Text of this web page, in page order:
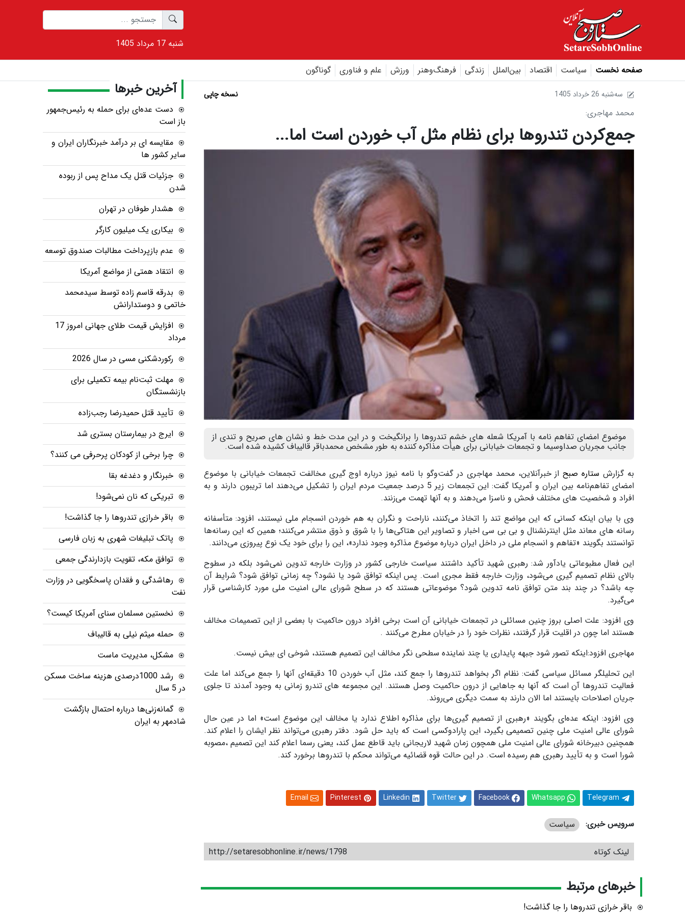
1405 شنبه 17 مرداد
صفحه نخست سیاست اقتصاد بین‌الملل زندگی فرهنگ‌و‌هنر ورزش علم و فناوری گوناگون
1405 سه‌شنبه 26 خرداد نسخه چاپی
محمد مهاجری:
جمع‌کردن تندروها برای نظام مثل آب خوردن است اما...
موضوع امضای تفاهم نامه با آمریکا شعله های خشم تندروها را برانگیخت و در این مدت خط و نشان های صریح و تندی از
جانب مجریان صداوسیما و تجمعات خیابانی برای هیأت مذاکره کننده به طور مشخص محمدباقر قالیباف کشیده شده است.
به گزارش ستاره صبحاز خبرآنلاین، محمد مهاجری در گفت‌وگو با نامه نیوز درباره اوج گیری مخالفت تجمعات خیابانی با موضوع
امضای تفاهم‌نامه بین ایران و آمریکا گفت: این تجمعات زیر 5 درصد جمعیت مردم ایران را تشکیل می‌دهند اما تریبون دارند و به
افراد و شخصیت های مختلف فحش و ناسزا می‌دهند و به آنها تهمت می‌زنند.
وی با بیان اینکه کسانی که این مواضع تند را اتخاذ می‌کنند، ناراحت و نگران به هم خوردن انسجام ملی نیستند، افزود: متأسفانه
رسانه های معاند مثل اینترنشنال و بی بی سی اخبار و تصاویر این هتاکی‌ها را با شوق و ذوق منتشر می‌کنند؛ همین که این رسانه‌ها
توانستند بگویند «تفاهم و انسجام ملی در داخل ایران درباره موضوع مذاکره وجود ندارد»، این را برای خود یک نوع پیروزی می‌دانند.
این فعال مطبوعاتی یادآور شد: رهبری شهید تأکید داشتند سیاست خارجی کشور در وزارت خارجه تدوین نمی‌شود بلکه در سطوح
بالای نظام تصمیم گیری می‌شود، وزارت خارجه فقط مجری است. پس اینکه توافق شود یا نشود؟ چه زمانی توافق شود؟ شرایط آن
چه باشد؟ در چند بند متن توافق نامه تدوین شود؟ موضوعاتی هستند که در سطح شورای عالی امنیت ملی مورد کارشناسی قرار
می‌گیرد.
وی افزود: علت اصلی بروز چنین مسائلی در تجمعات خیابانی آن است برخی افراد درون حاکمیت با بعضی از این تصمیمات مخالف
هستند اما چون در اقلیت قرار گرفتند، نظرات خود را در خیابان مطرح می‌کنند .
مهاجری افزود:اینکه تصور شود جبهه پایداری یا چند نماینده سطحی نگر مخالف این تصمیم هستند، شوخی ای بیش نیست.
این تحلیلگر مسائل سیاسی گفت: نظام اگر بخواهد تندروها را جمع کند، مثل آب خوردن 10 دقیقه‌ای آنها را جمع می‌کند اما علت
فعالیت تندروها آن است که آنها به جاهایی از درون حاکمیت وصل هستند. این مجموعه های تندرو زمانی به وجود آمدند تا جلوی
جریان اصلاحات بایستند اما الان دارند به سمت دیگری می‌روند.
وی افزود: اینکه عده‌ای بگویند «رهبری از تصمیم گیری‌ها برای مذاکره اطلاع ندارد یا مخالف این موضوع است» اما در عین حال
شورای عالی امنیت ملی چنین تصمیمی بگیرد، این پارادوکسی است که باید حل شود. دفتر رهبری می‌تواند نظر ایشان را اعلام کند.
همچنین دبیرخانه شورای عالی امنیت ملی همچون زمان شهید لاریجانی باید قاطع عمل کند، یعنی رسما اعلام کند این تصمیم ،مصوبه
شورا است و به تأیید رهبری هم رسیده است. در این حالت قوه قضائیه می‌تواند محکم با تندروها برخورد کند.
Telegram
Whatsapp
Facebook
Twitter
Linkedin
Pinterest
Email
سرویس خبری: سیاست
لینک کوتاه http://setaresobhonline.ir/news/1798
خبرهای مرتبط
باقر خرازی تندروها را جا گذاشت!
آخرین خبرها
دست عده‌ای برای حمله به رئیس‌جمهور
باز است
مقایسه ای بر درآمد خبرنگاران ایران و
سایر کشور ها
جزئیات قتل یک مداح پس از ربوده
شدن
هشدار طوفان در تهران
بیکاری یک میلیون کارگر
عدم بازپرداخت مطالبات صندوق توسعه
انتقاد همتی از مواضع آمریکا
بدرقه قاسم زاده توسط سیدمحمد
خاتمی و دوستدارانش
افزایش قیمت طلای جهانی امروز 17
مرداد
رکوردشکنی مسی در سال 2026
مهلت ثبت‌نام بیمه تکمیلی برای
بازنشستگان
تأیید قتل حمیدرضا رجب‌زاده
ایرج در بیمارستان بستری شد
چرا برخی از کودکان پرحرفی می کنند؟
خبرنگار و دغدغه بقا
تبریکی که نان نمی‌شود!
باقر خرازی تندروها را جا گذاشت!
پاتک تبلیغات شهری به زبان فارسی
توافق مکه، تقویت بازدارندگی جمعی
رهاشدگی و فقدان پاسخگویی در وزارت
نفت
نخستین مسلمان سنای آمریکا کیست؟
حمله میثم نیلی به قالیباف
مشکل، مدیریت ماست
رشد 1000درصدی هزینه ساخت مسکن
در 5 سال
گمانه‌زنی‌ها درباره احتمال بازگشت
شادمهر به ایران